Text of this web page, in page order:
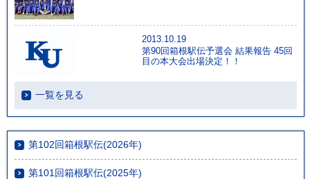
2013.10.19
第90回箱根駅伝予選会 結果報告 45回
目の本大会出場決定！！
一覧を見る
第102回箱根駅伝(2026年)
第101回箱根駅伝(2025年)